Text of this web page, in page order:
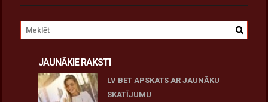
JAUNĀKIE RAKSTI
LV BET APSKATS AR JAUNĀKU
SKATĪJUMU